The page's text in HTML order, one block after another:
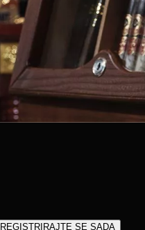
REGISTRIRAJTE SE SADA